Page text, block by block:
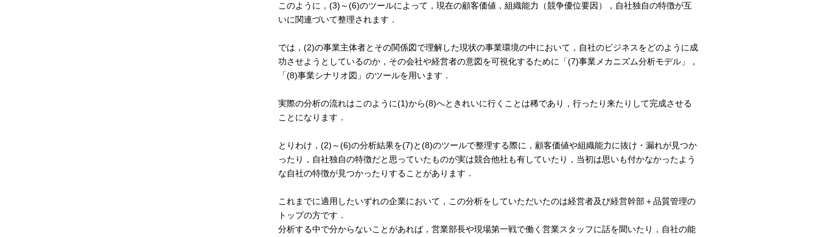
このように，(3)～(6)のツールによって，現在の顧客価値，組織能力（競争優位要因），自社独自の特徴が互
いに関連づいて整理されます．
では，(2)の事業主体者とその関係図で理解した現状の事業環境の中において，自社のビジネスをどのように成
功させようとしているのか，その会社や経営者の意図を可視化するために「(7)事業メカニズム分析モデル」，
「(8)事業シナリオ図」のツールを用います．
実際の分析の流れはこのように(1)から(8)へときれいに行くことは稀であり，行ったり来たりして完成させる
ことになります．
とりわけ，(2)～(6)の分析結果を(7)と(8)のツールで整理する際に，顧客価値や組織能力に抜け・漏れが見つか
ったり，自社独自の特徴だと思っていたものが実は競合他社も有していたり，当初は思いも付かなかったよう
な自社の特徴が見つかったりすることがあります．
これまでに適用したいずれの企業において，この分析をしていただいたのは経営者及び経営幹部＋品質管理の
トップの方です．
分析する中で分からないことがあれば，営業部長や現場第一戦で働く営業スタッフに話を聞いたり，自社の能